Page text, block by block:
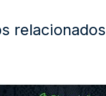
relacionados